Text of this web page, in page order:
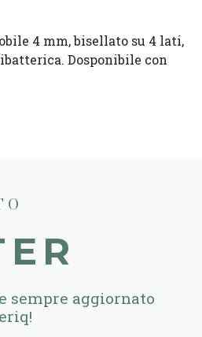
4 mm, bisellato su 4 lati,
Dosponibile con
aggiornato